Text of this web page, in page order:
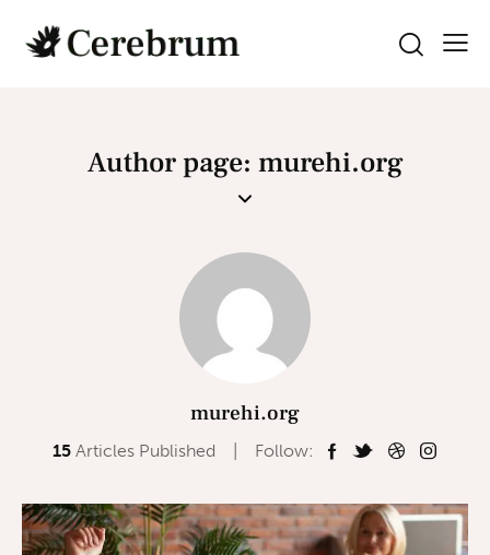
Author page: murehi.org
murehi.org
15 Articles Published Follow: